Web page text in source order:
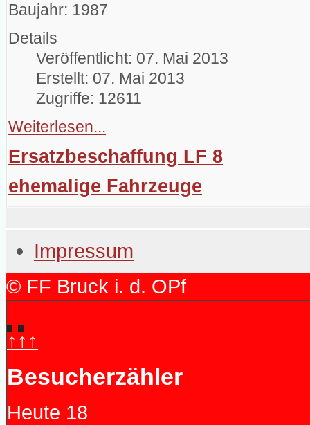
Baujahr: 1987
Details
Veröffentlicht: 07. Mai 2013
Erstellt: 07. Mai 2013
Zugriffe: 12611
Weiterlesen...
Ersatzbeschaffung LF 8
ehemalige Fahrzeuge
Impressum
© FF Bruck i. d. OPf
↑↑↑
Besucherzähler
Heute 18